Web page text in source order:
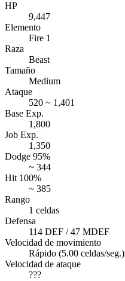
HP
9,447
Elemento
Fire 1
Raza
Beast
Tamaño
Medium
Ataque
520 ~ 1,401
Base Exp.
1,800
Job Exp.
1,350
Dodge 95%
~ 344
Hit 100%
~ 385
Rango
1 celdas
Defensa
114 DEF / 47 MDEF
Velocidad de movimiento
Rápido (5.00 celdas/seg.)
Velocidad de ataque
???